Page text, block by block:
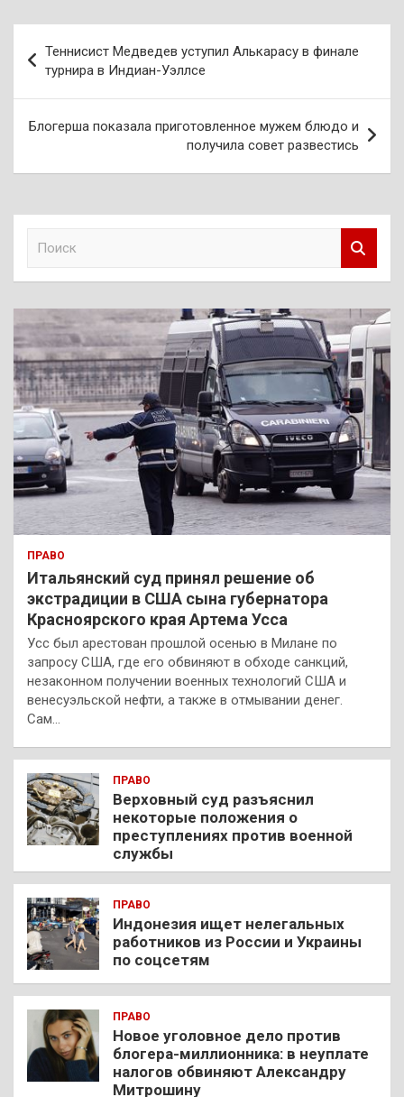
по
записям
Теннисист Медведев уступил Алькарасу в финале
турнира в Индиан-Уэллсе
Блогерша показала приготовленное мужем блюдо и
получила совет развестись
к
ПРАВО
Итальянский суд принял решение об
экстрадиции в США сына губернатора
Красноярского края Артема Усса
Усс был арестован прошлой осенью в Милане по
запросу США, где его обвиняют в обходе санкций,
незаконном получении военных технологий США и
венесуэльской нефти, а также в отмывании денег.
Сам…
ПРАВО
Верховный суд разъяснил
некоторые положения о
преступлениях против военной
службы
ПРАВО
Индонезия ищет нелегальных
работников из России и Украины
по соцсетям
ПРАВО
Новое уголовное дело против
блогера-миллионника: в неуплате
налогов обвиняют Александру
Митрошину